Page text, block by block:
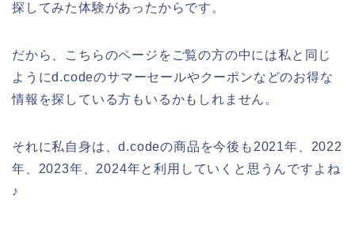
探してみた体験があったからです。
だから、こちらのページをご覧の方の中には私と同じ
ようにd.codeのサマーセールやクーポンなどのお得な
情報を探している方もいるかもしれません。
それに私自身は、d.codeの商品を今後も2021年、2022
年、2023年、2024年と利用していくと思うんですよね
♪